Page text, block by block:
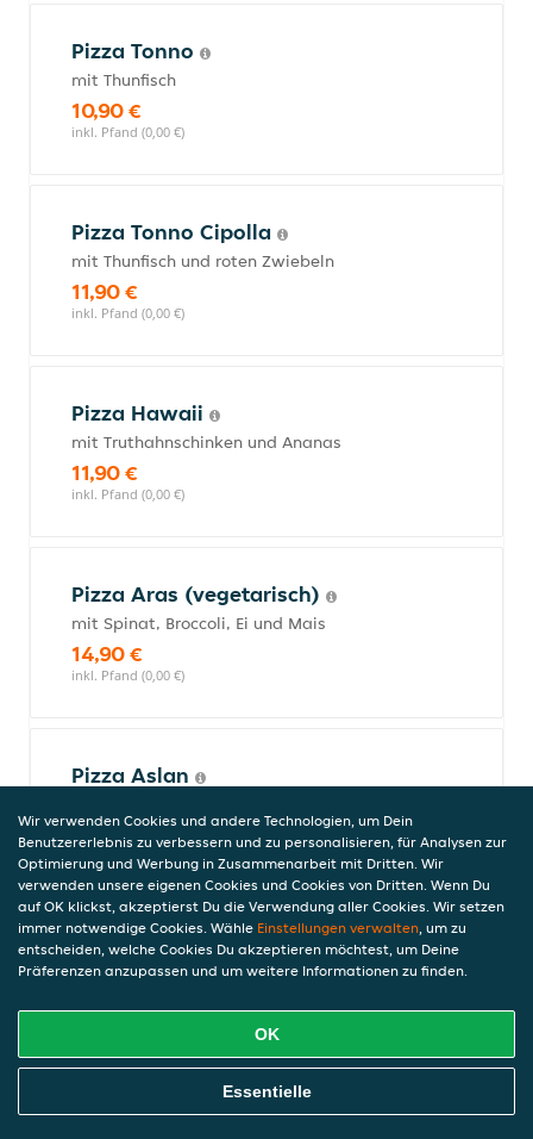
Pizza Tonno
mit Thunfisch
10,90 €
inkl. Pfand (0,00 €)
Pizza Tonno Cipolla
mit Thunfisch und roten Zwiebeln
11,90 €
inkl. Pfand (0,00 €)
Pizza Hawaii
mit Truthahnschinken und Ananas
11,90 €
inkl. Pfand (0,00 €)
Pizza Aras (vegetarisch)
mit Spinat, Broccoli, Ei und Mais
14,90 €
inkl. Pfand (0,00 €)
Pizza Aslan
Hollandaise
14,90 €
inkl. Pfand (0,00 €)
Pizza Diablo
mit Truthahnschinken, Rindersalami, roten
Zwiebeln, Peperoni und Artischocken
12,90 €
Online Essen Bestellen
Wir verwenden Cookies und andere Technologien, um Dein
Benutzererlebnis zu verbessern und zu personalisieren, für Analysen zur
Optimierung und Werbung in Zusammenarbeit mit Dritten. Wir
verwenden unsere eigenen Cookies und Cookies von Dritten. Wenn Du
auf OK klickst, akzeptierst Du die Verwendung aller Cookies. Wir setzen
immer notwendige Cookies. Wähle Einstellungen verwalten, um zu
entscheiden, welche Cookies Du akzeptieren möchtest, um Deine
Präferenzen anzupassen und um weitere Informationen zu finden.
OK
Essentielle